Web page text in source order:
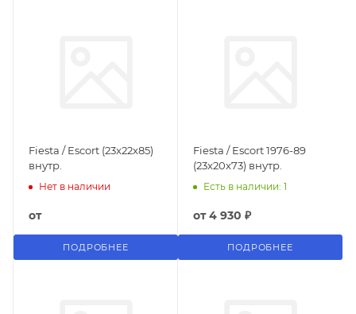
Fiesta / Escort (23x22x85)
внутр.
Нет в наличии
от
ПОДРОБНЕЕ
Fiesta / Escort 1976-89
(23x20x73) внутр.
Есть в наличии: 1
от4 930 ₽
ПОДРОБНЕЕ